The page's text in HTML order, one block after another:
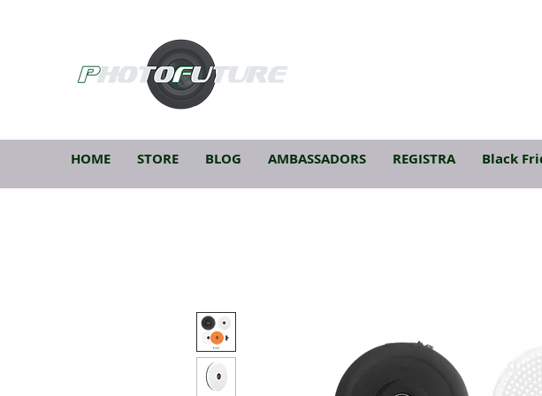
HOME STORE BLOG AMBASSADORS REGISTRA Black